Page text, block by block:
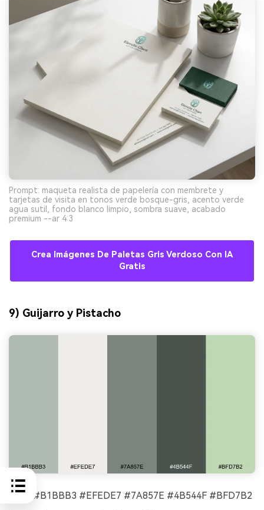
Prompt: maqueta realista de papelería con membrete y
tarjetas de visita en tonos verde bosque-gris, acento verde
agua sutil, fondo blanco limpio, sombra suave, acabado
premium --ar 4:3
Crea Imágenes De Paletas Gris Verdoso Con IA
Gratis
9) Guijarro y Pistacho
HEX:
#B1BBB3 #EFEDE7 #7A857E #4B544F #BFD7B2